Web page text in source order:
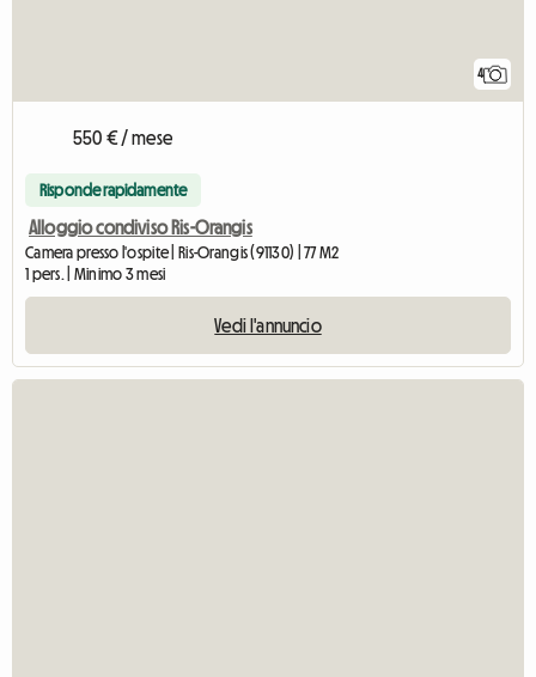
4
550 € / mese
Risponde rapidamente
Alloggio condiviso Ris-Orangis
Camera presso l'ospite | Ris-Orangis (91130) | 77 M2
1 pers. | Minimo 3 mesi
Vedi l'annuncio